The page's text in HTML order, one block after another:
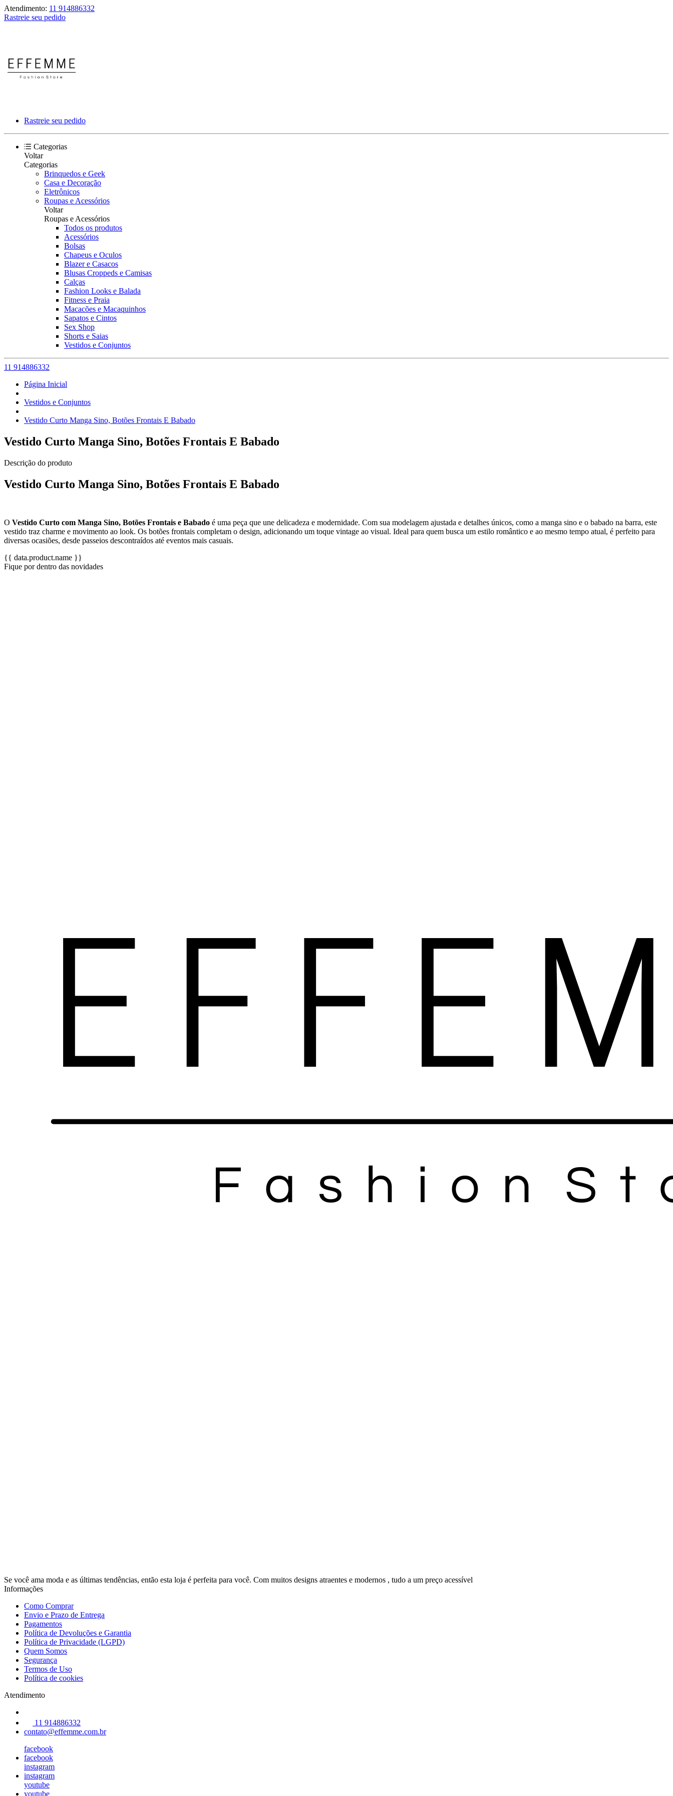
Atendimento: 11 914886332
Rastreie seu pedido
Rastreie seu pedido
Categorias
Voltar
Categorias
Brinquedos e Geek
Casa e Decoração
Eletrônicos
Roupas e Acessórios
Voltar
Roupas e Acessórios
Todos os produtos
Acessórios
Bolsas
Chapeus e Oculos
Blazer e Casacos
Blusas Croppeds e Camisas
Calças
Fashion Looks e Balada
Fitness e Praia
Macacões e Macaquinhos
Sapatos e Cintos
Sex Shop
Shorts e Saias
Vestidos e Conjuntos
11 914886332
Página Inicial
Vestidos e Conjuntos
Vestido Curto Manga Sino, Botões Frontais E Babado
Vestido Curto Manga Sino, Botões Frontais E Babado
Descrição do produto
Vestido Curto Manga Sino, Botões Frontais E Babado
O Vestido Curto com Manga Sino, Botões Frontais e Babado é uma peça que une delicadeza e modernidade. Com sua modelagem ajustada e detalhes únicos, como a manga sino e o babado na barra, este
vestido traz charme e movimento ao look. Os botões frontais completam o design, adicionando um toque vintage ao visual. Ideal para quem busca um estilo romântico e ao mesmo tempo atual, é perfeito para
diversas ocasiões, desde passeios descontraídos até eventos mais casuais.
{{ data.product.name }}
Fique por dentro das novidades
Se você ama moda e as últimas tendências, então esta loja é perfeita para você. Com muitos designs atraentes e modernos , tudo a um preço acessível
Informações
Como Comprar
Envio e Prazo de Entrega
Pagamentos
Política de Devoluções e Garantia
Política de Privacidade (LGPD)
Quem Somos
Segurança
Termos de Uso
Política de cookies
Atendimento
11 914886332
contato@effemme.com.br
facebook
facebook
instagram
instagram
youtube
youtube